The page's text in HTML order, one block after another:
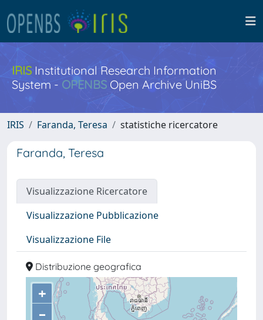
IRISInstitutional Research Information
System - OPENBS Open Archive UniBS
IRIS Faranda, Teresa statistiche ricercatore
Faranda, Teresa
Visualizzazione Ricercatore
Visualizzazione Pubblicazione
Visualizzazione File
Distribuzione geografica
+
–